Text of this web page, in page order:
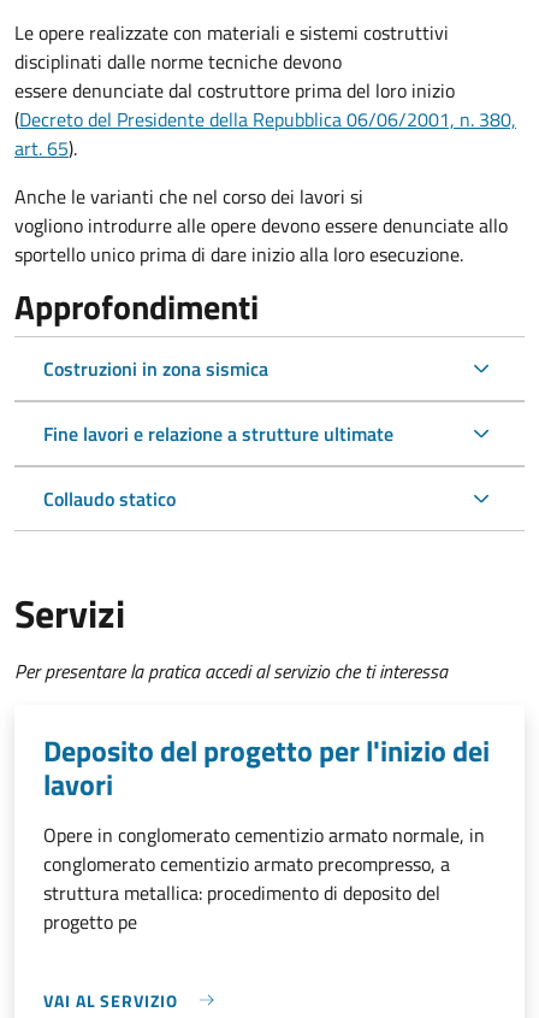
Le opere realizzate con materiali e sistemi costruttivi
disciplinati dalle norme tecniche devono
essere denunciate dal costruttore prima del loro inizio
(Decreto del Presidente della Repubblica 06/06/2001, n. 380,
art. 65).
Anche le varianti che nel corso dei lavori si
vogliono introdurre alle opere devono essere denunciate allo
sportello unico prima di dare inizio alla loro esecuzione.
Approfondimenti
Costruzioni in zona sismica
Fine lavori e relazione a strutture ultimate
Collaudo statico
Servizi
Per presentare la pratica accedi al servizio che ti interessa
Deposito del progetto per l'inizio dei
lavori
Opere in conglomerato cementizio armato normale, in
conglomerato cementizio armato precompresso, a
struttura metallica: procedimento di deposito del
progetto pe
VAI AL SERVIZIO